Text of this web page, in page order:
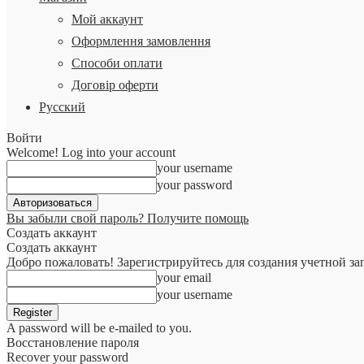
Мой аккаунт
Оформлення замовлення
Способи оплати
Договір оферти
Русский
Войти
Welcome! Log into your account
your username
your password
Вы забыли свой пароль? Получите помощь
Создать аккаунт
Создать аккаунт
Добро пожаловать! Зарегистрируйтесь для создания учетной
your email
your username
A password will be e-mailed to you.
Восстановление пароля
Recover your password